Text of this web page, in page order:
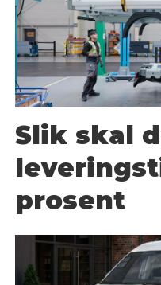
Slik skal
prosent